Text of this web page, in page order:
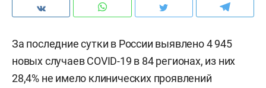
За последние сутки в России выявлено 4 945
новых случаев COVID-19 в 84 регионах, из них
28,4% не имело клинических проявлений